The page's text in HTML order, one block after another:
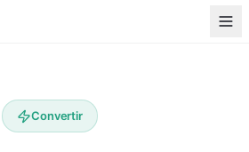
Convertir